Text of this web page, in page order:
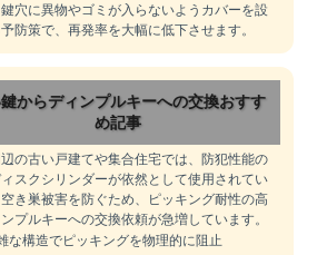
穴に異物やゴミが入らないようカバーを設
防策で、再発率を大幅に低下させます。
からディンプルキーへの交換おすす
め記事
の古い戸建てや集合住宅では、防犯性能の
スクシリンダーが依然として使用されてい
空き巣被害を防ぐため、ピッキング耐性の高
プルキーへの交換依頼が急増しています。
な構造でピッキングを物理的に阻止